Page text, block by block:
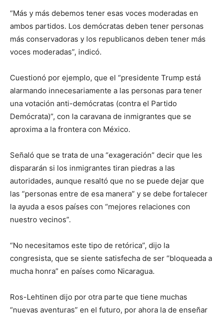
“Más y más debemos tener esas voces moderadas en
ambos partidos. Los demócratas deben tener personas
más conservadoras y los republicanos deben tener más
voces moderadas”, indicó.
Cuestionó por ejemplo, que el “presidente Trump está
alarmando innecesariamente a las personas para tener
una votación anti-demócratas (contra el Partido
Demócrata)”, con la caravana de inmigrantes que se
aproxima a la frontera con México.
Señaló que se trata de una “exageración” decir que les
dispararán si los inmigrantes tiran piedras a las
autoridades, aunque resaltó que no se puede dejar que
las “personas entre de esa manera” y se debe fortalecer
la ayuda a esos países con “mejores relaciones con
nuestro vecinos”.
“No necesitamos este tipo de retórica”, dijo la
congresista, que se siente satisfecha de ser “bloqueada a
mucha honra” en países como Nicaragua.
Ros-Lehtinen dijo por otra parte que tiene muchas
“nuevas aventuras” en el futuro, por ahora la de enseñar